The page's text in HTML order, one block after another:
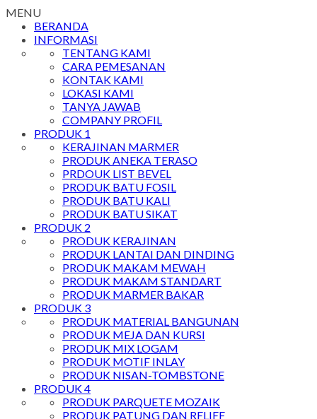
MENU
BERANDA
INFORMASI
TENTANG KAMI
CARA PEMESANAN
KONTAK KAMI
LOKASI KAMI
TANYA JAWAB
COMPANY PROFIL
PRODUK 1
KERAJINAN MARMER
PRODUK ANEKA TERASO
PRDOUK LIST BEVEL
PRODUK BATU FOSIL
PRODUK BATU KALI
PRODUK BATU SIKAT
PRODUK 2
PRODUK KERAJINAN
PRODUK LANTAI DAN DINDING
PRODUK MAKAM MEWAH
PRODUK MAKAM STANDART
PRODUK MARMER BAKAR
PRODUK 3
PRODUK MATERIAL BANGUNAN
PRODUK MEJA DAN KURSI
PRODUK MIX LOGAM
PRODUK MOTIF INLAY
PRODUK NISAN-TOMBSTONE
PRODUK 4
PRODUK PARQUETE MOZAIK
PRODUK PATUNG DAN RELIEF